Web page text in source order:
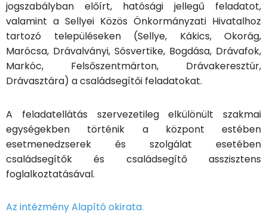
jogszabályban előírt, hatósági jellegű feladatot,
valamint a Sellyei Közös Önkormányzati Hivatalhoz
tartozó településeken (Sellye, Kákics, Okorág,
Marócsa, Drávalványi, Sósvertike, Bogdása, Drávafok,
Markóc, Felsőszentmárton, Drávakeresztúr,
Drávasztára) a családsegítői feladatokat.
A feladatellátás szervezetileg elkülönült szakmai
egységekben történik a központ estében
esetmenedzserek és szolgálat esetében
családsegítők és családsegítő asszisztens
foglalkoztatásával.
Az intézmény Alapító okirata.